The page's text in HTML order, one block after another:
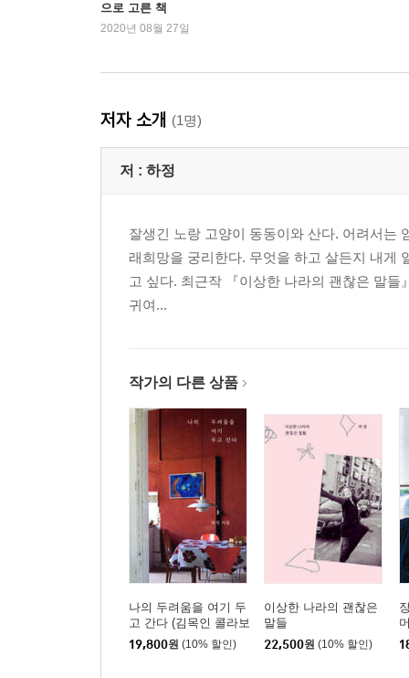
행복은 똑같은 옷을 입고 있지 않다
누구나 처음엔 이상한 사람
우리 머리 위의 장례식
가장 낮은 일, 가장 높은 대화
감자에 눈물을 묻는다
으로 고른 책
2020년 08월 27일
저자 소개 (1명)
저 : 하정
잘생긴 노랑 고양이 동동이와 산다. 어려서는
래희망을 궁리한다. 무엇을 하고 살든지 내게
고 싶다. 최근작 『이상한 나라의 괜찮은 말
귀여...
작가의 다른 상품
나의 두려움을 여기 두
고 간다 (김목인 콜라보
에디션)
19,800원 (10% 할인)
이상한 나라의 괜찮은
말들
22,500원 (10% 할인)